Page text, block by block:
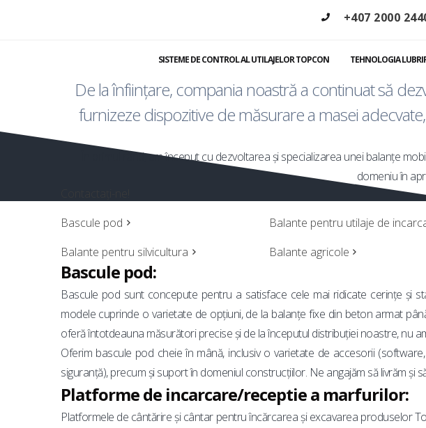
+407 2000
SISTEME DE CONTROL AL UTILAJELOR TOPCON TEHNOLOGIA
De la înființare, compania noastră a continuat să
furnizeze dispozitive de măsurare a masei
În primul rând, am început cu dezvoltarea și specializarea unei balanțe
domeniu în
Bascule pod
Balante pentru utilaje de
Balante pentru silvicultura
Balante agricole
Bascule pod:
Bascule pod sunt concepute pentru a satisface cele mai ridicate cerințe și
modele cuprinde o varietate de opțiuni, de la balanțe fixe din beton armat
oferă întotdeauna măsurători precise și de la începutul distribuției noastre, nu
Oferim bascule pod cheie în mână, inclusiv o varietate de accesorii
siguranță), precum și suport în domeniul construcțiilor. Ne angajăm să livrăm și
Platforme de incarcare/receptie a marfurilor:
Platformele de cântărire și cântar pentru încărcarea și excavarea produselor